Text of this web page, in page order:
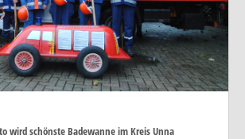
wird schönste Badewanne im Kreis Unna